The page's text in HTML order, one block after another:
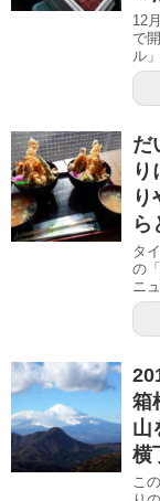
12
で
ル
だ
ら
タ
の
ニ
箱
山
横
こ